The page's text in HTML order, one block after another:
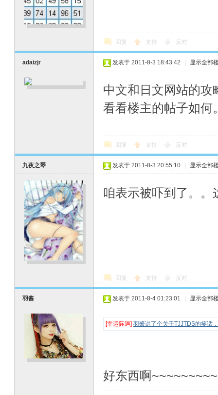
回复 支持 反对
adaizjr 发表于 2011-8-3 18:43:42 显示全部
中文和日文网站的攻
看看楼主的帖子如何
回复 支持 反对
九夜之琴 发表于 2011-8-3 20:55:10 显示全部
咱表示被吓到了。。
回复 支持 反对
羽酱 发表于 2011-8-4 01:23:01 显示全部
[幸运际遇] 羽酱讲了个关于TJJTDS的笑话
好东西啊~~~~~~~~~